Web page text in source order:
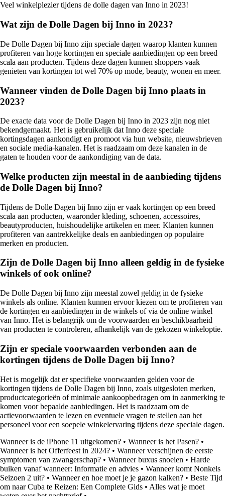
Veel winkelplezier tijdens de dolle dagen van Inno in 2023!
Wat zijn de Dolle Dagen bij Inno in 2023?
De Dolle Dagen bij Inno zijn speciale dagen waarop klanten kunnen
profiteren van hoge kortingen en speciale aanbiedingen op een breed
scala aan producten. Tijdens deze dagen kunnen shoppers vaak
genieten van kortingen tot wel 70% op mode, beauty, wonen en meer.
Wanneer vinden de Dolle Dagen bij Inno plaats in
2023?
De exacte data voor de Dolle Dagen bij Inno in 2023 zijn nog niet
bekendgemaakt. Het is gebruikelijk dat Inno deze speciale
kortingsdagen aankondigt en promoot via hun website, nieuwsbrieven
en sociale media-kanalen. Het is raadzaam om deze kanalen in de
gaten te houden voor de aankondiging van de data.
Welke producten zijn meestal in de aanbieding tijdens
de Dolle Dagen bij Inno?
Tijdens de Dolle Dagen bij Inno zijn er vaak kortingen op een breed
scala aan producten, waaronder kleding, schoenen, accessoires,
beautyproducten, huishoudelijke artikelen en meer. Klanten kunnen
profiteren van aantrekkelijke deals en aanbiedingen op populaire
merken en producten.
Zijn de Dolle Dagen bij Inno alleen geldig in de fysieke
winkels of ook online?
De Dolle Dagen bij Inno zijn meestal zowel geldig in de fysieke
winkels als online. Klanten kunnen ervoor kiezen om te profiteren van
de kortingen en aanbiedingen in de winkels of via de online winkel
van Inno. Het is belangrijk om de voorwaarden en beschikbaarheid
van producten te controleren, afhankelijk van de gekozen winkeloptie.
Zijn er speciale voorwaarden verbonden aan de
kortingen tijdens de Dolle Dagen bij Inno?
Het is mogelijk dat er specifieke voorwaarden gelden voor de
kortingen tijdens de Dolle Dagen bij Inno, zoals uitgesloten merken,
productcategorieën of minimale aankoopbedragen om in aanmerking te
komen voor bepaalde aanbiedingen. Het is raadzaam om de
actievoorwaarden te lezen en eventuele vragen te stellen aan het
personeel voor een soepele winkelervaring tijdens deze speciale dagen.
Wanneer is de iPhone 11 uitgekomen? • Wanneer is het Pasen? •
Wanneer is het Offerfeest in 2024? • Wanneer verschijnen de eerste
symptomen van zwangerschap? • Wanneer buxus snoeien • Harde
buiken vanaf wanneer: Informatie en advies • Wanneer komt Nonkels
Seizoen 2 uit? • Wanneer en hoe moet je je gazon kalken? • Beste Tijd
om naar Cuba te Reizen: Een Complete Gids • Alles wat je moet